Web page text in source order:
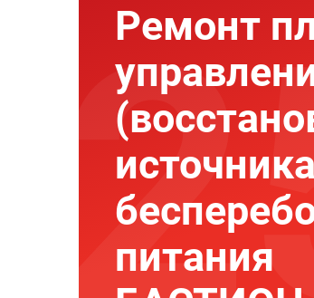
Ремонт
источника
питания